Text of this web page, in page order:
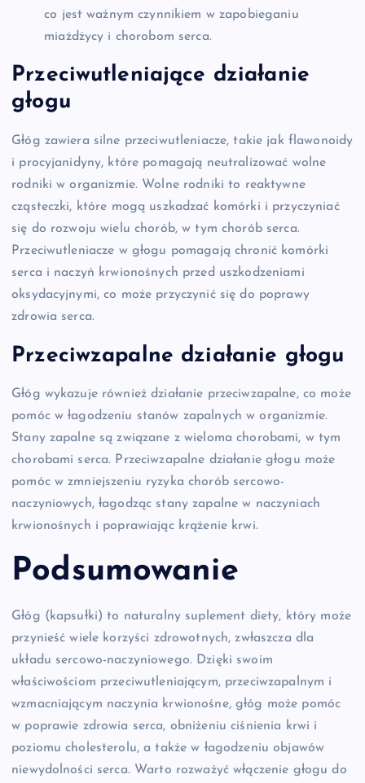
co jest ważnym czynnikiem w zapobieganiu
miażdżycy i chorobom serca.
Przeciwutleniające działanie
głogu
Głóg zawiera silne przeciwutleniacze, takie jak flawonoidy
i procyjanidyny, które pomagają neutralizować wolne
rodniki w organizmie. Wolne rodniki to reaktywne
cząsteczki, które mogą uszkadzać komórki i przyczyniać
się do rozwoju wielu chorób, w tym chorób serca.
Przeciwutleniacze w głogu pomagają chronić komórki
serca i naczyń krwionośnych przed uszkodzeniami
oksydacyjnymi, co może przyczynić się do poprawy
zdrowia serca.
Przeciwzapalne działanie głogu
Głóg wykazuje również działanie przeciwzapalne, co może
pomóc w łagodzeniu stanów zapalnych w organizmie.
Stany zapalne są związane z wieloma chorobami, w tym
chorobami serca. Przeciwzapalne działanie głogu może
pomóc w zmniejszeniu ryzyka chorób sercowo-
naczyniowych, łagodząc stany zapalne w naczyniach
krwionośnych i poprawiając krążenie krwi.
Podsumowanie
Głóg (kapsułki) to naturalny suplement diety, który może
przynieść wiele korzyści zdrowotnych, zwłaszcza dla
układu sercowo-naczyniowego. Dzięki swoim
właściwościom przeciwutleniającym, przeciwzapalnym i
wzmacniającym naczynia krwionośne, głóg może pomóc
w poprawie zdrowia serca, obniżeniu ciśnienia krwi i
poziomu cholesterolu, a także w łagodzeniu objawów
niewydolności serca. Warto rozważyć włączenie głogu do